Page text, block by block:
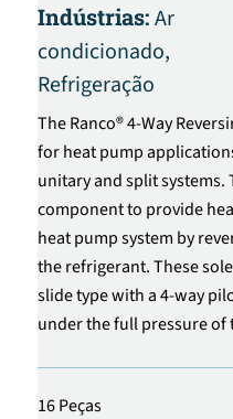
Indústrias:Ar
condicionado,
Refrigeração
The Ranco® 4-Way
for heat pump
unitary and split systems.
component to provide
heat pump system by
the refrigerant. These
slide type with a 4-way
under the full pressure of
16 Peças